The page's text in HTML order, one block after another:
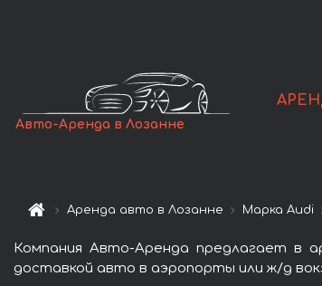
Авто-Аренда в Лозанне
Аренда авто в Лозанне Марка Audi
Компания Авто-Аренда предлагает в
доставкой авто в аэропорты или ж/д